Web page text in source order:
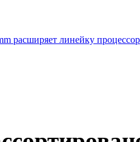
расширяет линейку